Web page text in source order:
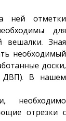
ней отметки
для
вешалки. Зная
необходимый
доски,
ДВП). В нашем
необходимо
отрезки с